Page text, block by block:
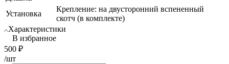
Установка
Крепление: на двусторонний вспененный
скотч (в комплекте)
Характеристики
В избранное
500 ₽
/шт